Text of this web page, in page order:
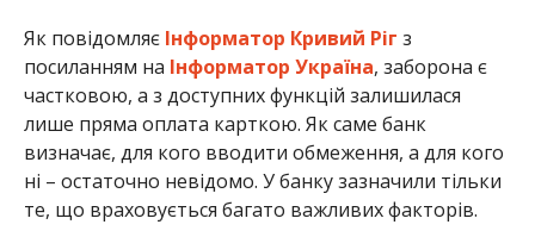
Як повідомляє Інформатор Кривий Ріг з
посиланням на Інформатор Україна, заборона є
частковою, а з доступних функцій залишилася
лише пряма оплата карткою. Як саме банк
визначає, для кого вводити обмеження, а для кого
ні – остаточно невідомо. У банку зазначили тільки
те, що враховується багато важливих факторів.